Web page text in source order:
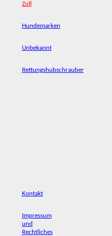
Zoll
Hundemarken
Unbekannt
Rettungshubschrauber
Kontakt
Impressum
und
Rechtliches